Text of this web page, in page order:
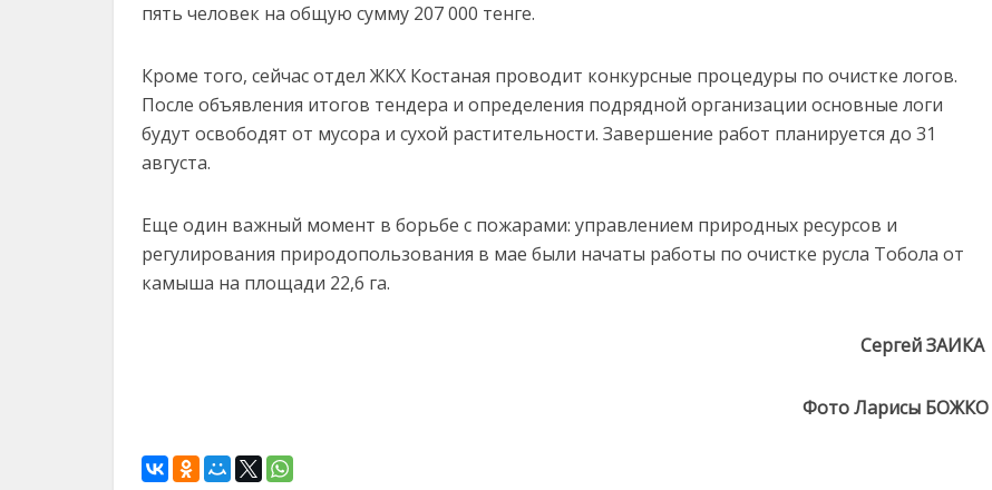
пять человек на общую сумму 207 000 тенге.
Кроме того, сейчас отдел ЖКХ Костаная проводит конкурсные процедуры по очистке логов.
После объявления итогов тендера и определения подрядной организации основные логи
будут освободят от мусора и сухой растительности. Завершение работ планируется до 31
августа.
Еще один важный момент в борьбе с пожарами: управлением природных ресурсов и
регулирования природопользования в мае были начаты работы по очистке русла Тобола от
камыша на площади 22,6 га.
Сергей ЗАИКА
Фото Ларисы БОЖКО